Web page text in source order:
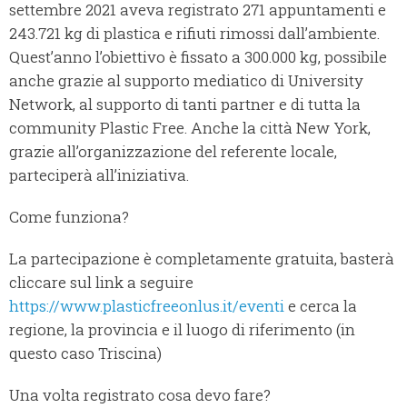
settembre 2021 aveva registrato 271 appuntamenti e
243.721 kg di plastica e rifiuti rimossi dall’ambiente.
Quest’anno l’obiettivo è fissato a 300.000 kg, possibile
anche grazie al supporto mediatico di University
Network, al supporto di tanti partner e di tutta la
community Plastic Free. Anche la città New York,
grazie all’organizzazione del referente locale,
parteciperà all’iniziativa.
Come funziona?
La partecipazione è completamente gratuita, basterà
cliccare sul link a seguire
https://www.plasticfreeonlus.it/eventie cerca la
regione, la provincia e il luogo di riferimento (in
questo caso Triscina)
Una volta registrato cosa devo fare?